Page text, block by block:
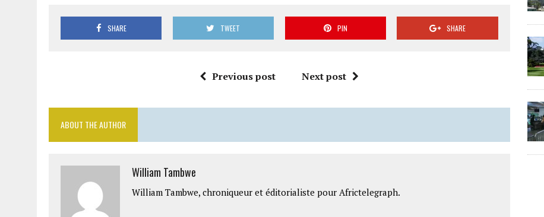
SHARE TWEET PIN SHARE
Previous post Next post
ABOUT THE AUTHOR
William Tambwe
William Tambwe, chroniqueur et éditorialiste pour Africtelegraph.